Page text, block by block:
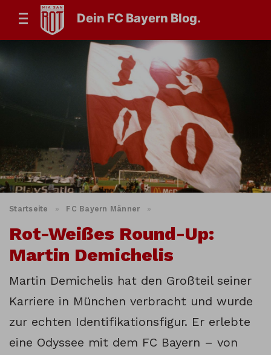
Dein FC Bayern Blog.
Startseite » FC Bayern Männer »
Rot-Weißes Round-Up:
Martin Demichelis
Martin Demichelis hat den Großteil seiner
Karriere in München verbracht und wurde
zur echten Identifikationsfigur. Er erlebte
eine Odyssee mit dem FC Bayern – von